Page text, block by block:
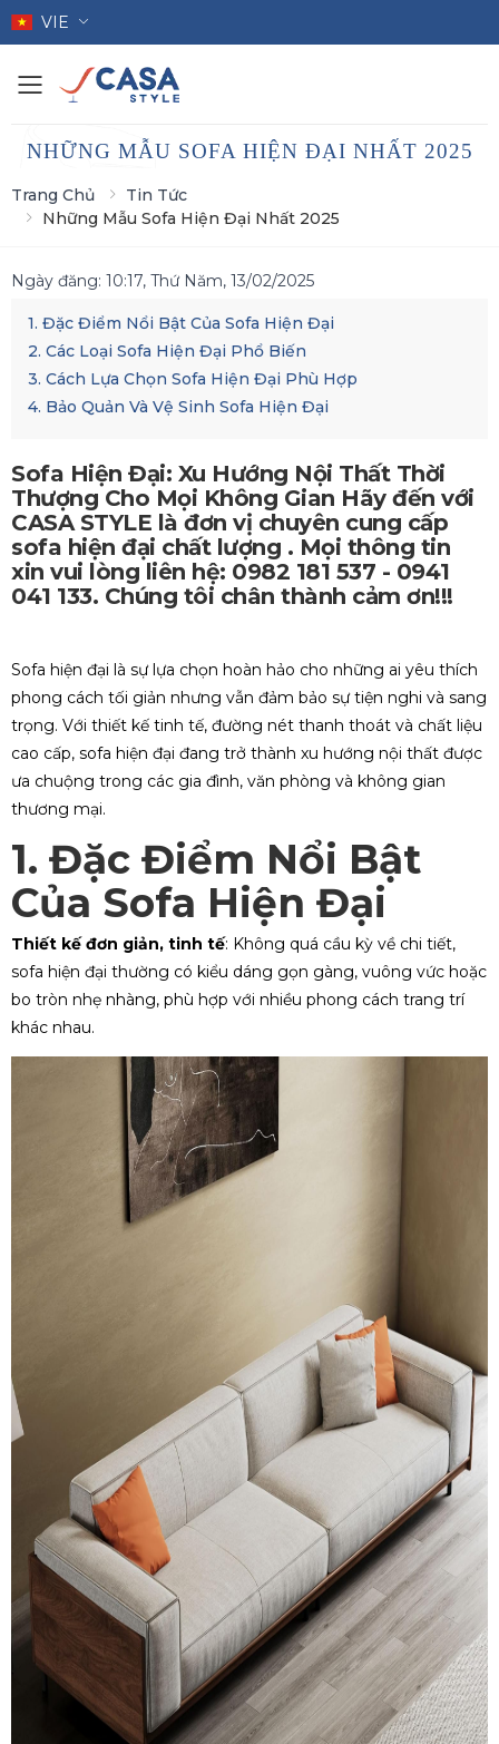
VIE
Toggle mobile menu
NHỮNG MẪU SOFA HIỆN ĐẠI NHẤT 2025
Trang Chủ
Tin Tức
Những Mẫu Sofa Hiện Đại Nhất 2025
Ngày đăng: 10:17, Thứ Năm, 13/02/2025
1. Đặc Điểm Nổi Bật Của Sofa Hiện Đại
2. Các Loại Sofa Hiện Đại Phổ Biến
3. Cách Lựa Chọn Sofa Hiện Đại Phù Hợp
4. Bảo Quản Và Vệ Sinh Sofa Hiện Đại
Sofa Hiện Đại: Xu Hướng Nội Thất Thời
Thượng Cho Mọi Không Gian Hãy đến với
CASA STYLE là đơn vị chuyên cung cấp
sofa hiện đại chất lượng . Mọi thông tin
xin vui lòng liên hệ: 0982 181 537 - 0941
041 133. Chúng tôi chân thành cảm ơn!!!
Sofa hiện đại là sự lựa chọn hoàn hảo cho những ai yêu thích
phong cách tối giản nhưng vẫn đảm bảo sự tiện nghi và sang
trọng. Với thiết kế tinh tế, đường nét thanh thoát và chất liệu
cao cấp, sofa hiện đại đang trở thành xu hướng nội thất được
ưa chuộng trong các gia đình, văn phòng và không gian
thương mại.
1. Đặc Điểm Nổi Bật
Của Sofa Hiện Đại
Thiết kế đơn giản, tinh tế: Không quá cầu kỳ về chi tiết,
sofa hiện đại thường có kiểu dáng gọn gàng, vuông vức hoặc
bo tròn nhẹ nhàng, phù hợp với nhiều phong cách trang trí
khác nhau.